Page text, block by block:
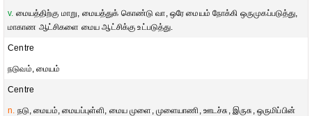
v. மையத்திற்கு மாறு, மையத்துக் கொண்டு வா, ஒரே மையம் நோக்கி ஒருமுகப்படுத்து,
மாகாண ஆட்சிகளை மைய ஆட்சிக்கு உட்படுத்து.
Centre
நடுவம், மையம்
Centre
n. நடு, மையம், மையப்புள்ளி, மைய முளை, முளையாணி, ஊடச்சு, இருசு, ஒருமிப்பின்